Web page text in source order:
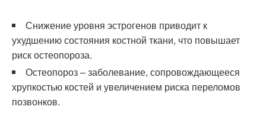
Снижение уровня эстрогенов приводит к
ухудшению состояния костной ткани, что повышает
риск остеопороза.
Остеопороз – заболевание, сопровождающееся
хрупкостью костей и увеличением риска переломов
позвонков.